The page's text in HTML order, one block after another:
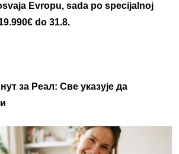
Evropu, sada po specijalnoj
do 31.8.
за Реал: Све указује да